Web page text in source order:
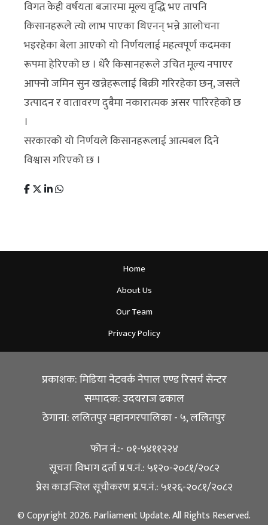
विगत केही वर्षयता बजारमा मूल्य वृद्धि भए तापनि
किसानहरूले त्यो लाभ पाएका थिएनन् भन्ने आलोचना
भइरहेका बेला आएको यो निर्णयलाई महत्वपूर्ण कदमका
रूपमा हेरिएको छ । धेरै किसानहरूले उचित मूल्य नपाएर
आफ्नो जमिन सुन खन्नेहरूलाई बिक्री गरिरहेका छन्, जसले
उत्पादन र वातावरण दुबैमा नकारात्मक असर पारिरहेको छ
।
सरकारको यो निर्णयले किसानहरूलाई आत्मबल दिने
विश्वास गरिएको छ ।
Home
About Us
Our Team
Privacy Policy
प्रकाशक: मिडिया नेटवर्क नेपाल एण्ड रिसर्च सेन्टर
सम्पादक: उदयराज ढकाल
ठेगाना: ललितपुर महानगरपालिका - ५, ललितपुर
फोन नं.:- ०१-५४११२२४
सूचना विभाग दर्ता प्र.प.नं.: ५१२०-२०८१/२०८२
प्रेस काउन्सिल सूचीकरण प्र.प.नं.: ५१२६-२०८१/२०८२
© Copyright 2026. Parliament Update. All Rights Reserved.